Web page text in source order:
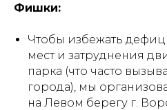
Фишки:
Чтобы избежать
мест и затруднения
парка (что часто
города), мы
на Левом берегу г.